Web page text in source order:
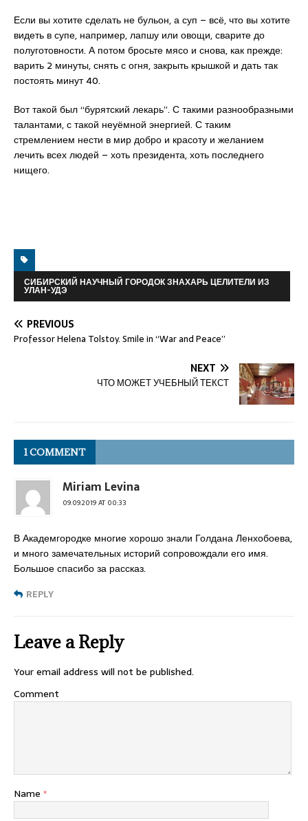
Если вы хотите сделать не бульон, а суп – всё, что вы хотите
видеть в супе, например, лапшу или овощи, сварите до
полуготовности. А потом бросьте мясо и снова, как прежде:
варить 2 минуты, снять с огня, закрыть крышкой и дать так
постоять минут 40.
Вот такой был “бурятский лекарь”. С такими разнообразными
талантами, с такой неуёмной энергией. С таким
стремлением нести в мир добро и красоту и желанием
лечить всех людей – хоть президента, хоть последнего
нищего.
СИБИРСКИЙ НАУЧНЫЙ ГОРОДОК ЗНАХАРЬ ЦЕЛИТЕЛИ ИЗ
УЛАН-УДЭ
PREVIOUS
Professor Helena Tolstoy. Smile in “War and Peace”
NEXT
ЧТО МОЖЕТ УЧЕБНЫЙ ТЕКСТ
1 COMMENT
Miriam Levina
09.09.2019 AT 00:33
В Академгородке многие хорошо знали Голдана Ленхобоева,
и много замечательных историй сопровождали его имя.
Большое спасибо за рассказ.
REPLY
Leave a Reply
Your email address will not be published.
Comment
Name *